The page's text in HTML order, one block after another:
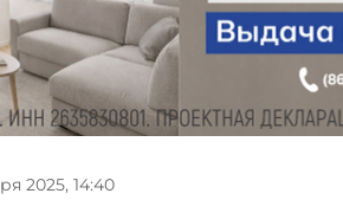
2025, 14:40